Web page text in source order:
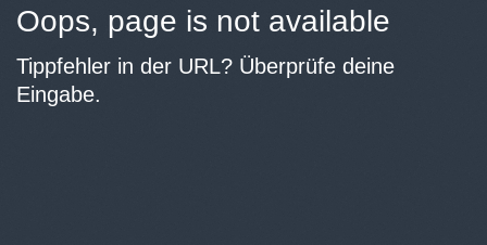
Oops, page is not available
Tippfehler in der URL? Überprüfe deine
Eingabe.